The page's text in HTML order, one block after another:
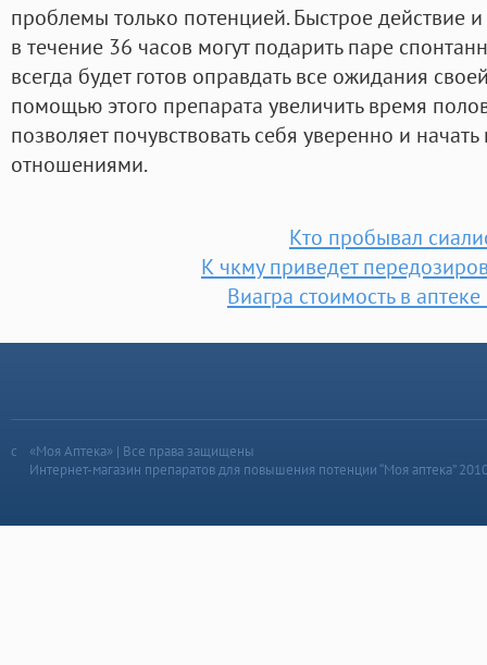
проблемы только потенцией. Быстрое действие
в течение 36 часов могут подарить паре
всегда будет готов оправдать все ожидания
помощью этого препарата увеличить время
позволяет почувствовать себя уверенно и
отношениями.
Кто пробывал
К чкму приведет
Виагра стоимость в
«Моя Аптека» | Все права защищены
Интернет-магазин препаратов для повышения потенции “Моя аптека”